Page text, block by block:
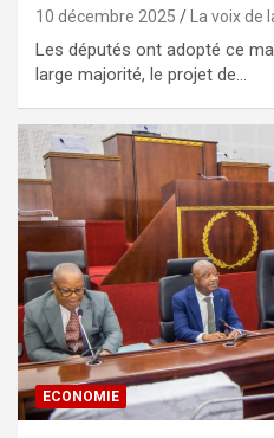
10 décembre 2025 La voix de
Les députés ont adopté ce
large majorité, le projet de…
ECONOMIE